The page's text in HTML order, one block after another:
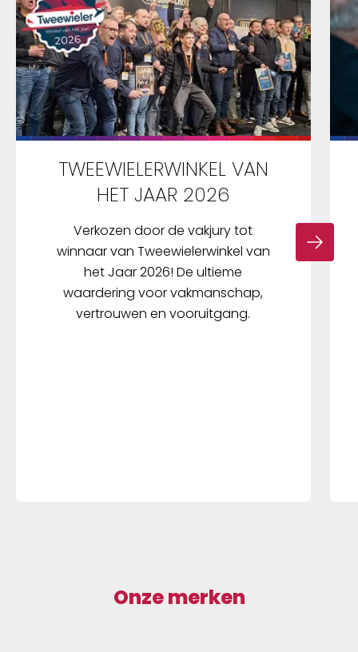
TWEEWIELERWINKEL VAN
HET JAAR 2026
Verkozen door de vakjury tot
winnaar van Tweewielerwinkel van
het Jaar 2026! De ultieme
waardering voor vakmanschap,
vertrouwen en vooruitgang.
Onze merken